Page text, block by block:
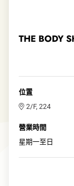
THE BODY
位置
2/F, 224
營業時間
星期一至日